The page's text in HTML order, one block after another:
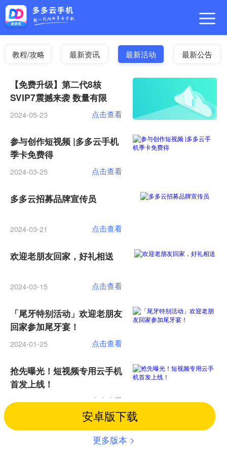
教程/攻略 最新资讯 最新活动 最新公告
【免费升级】第二代8核
SVIP7震撼来袭 数量有限
2024-05-23 点击查看
参与创作短视频 |多多云手机
季卡免费得
2024-03-25 点击查看
多多云招募品牌宣传员
2024-03-21 点击查看
欢迎老朋友回家，好礼相送
2024-03-15 点击查看
「尾牙特别活动」欢迎老朋友
回家参加尾牙宴！
2024-01-25 点击查看
抢先曝光！短视频专用云手机
首发上线！
2024-01-19 点击查看
加载更多
安卓版下载
更多版本 >